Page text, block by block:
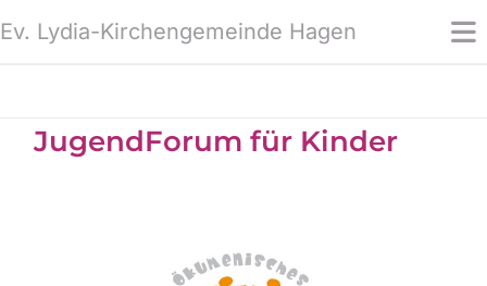
Ev. Lydia-Kirchengemeinde Hagen
JugendForum für Kinder